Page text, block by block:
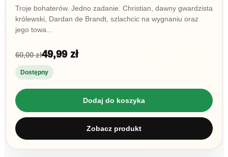
Troje bohaterów. Jedno zadanie. Christian, dawny gwardzista
królewski, Dardan de Brandt, szlachcic na wygnaniu oraz
jego towa...
60,00 zł49,99 zł
Dostępny
Dodaj do koszyka
Zobacz produkt